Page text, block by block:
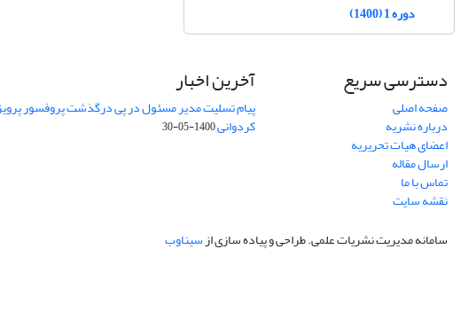
دوره 1 (1400)
دسترسی سریع
صفحه اصلی
درباره نشریه
اعضای هیات تحریریه
ارسال مقاله
تماس با ما
نقشه سایت
آخرین اخبار
پیام تسلیت مدیر مسئول در پی درگذشت پروفسور
کردوانی1400-05-30
سامانه مدیریت نشریات علمی.طراحی و پیاده سازی ازسیناوب